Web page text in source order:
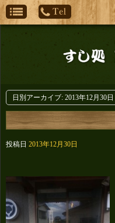
日別アーカイブ: 2013年12月30日
投稿日 2013年12月30日